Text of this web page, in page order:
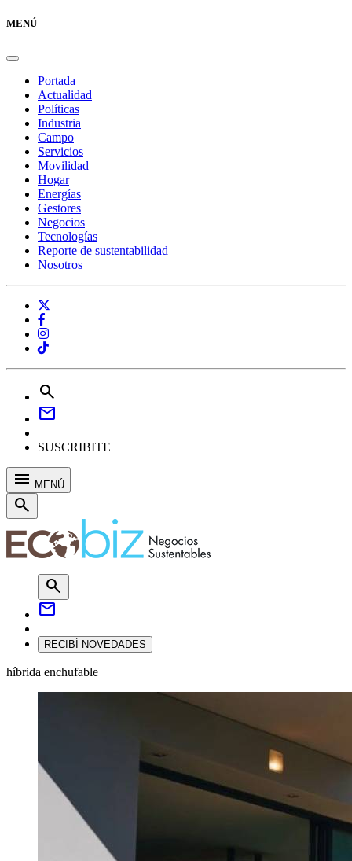
MENÚ
Portada
Actualidad
Políticas
Industria
Campo
Servicios
Movilidad
Hogar
Energías
Gestores
Negocios
Tecnologías
Reporte de sustentabilidad
Nosotros
search
mail
SUSCRIBITE
menu MENÚ
search
search
mail
RECIBÍ NOVEDADES
híbrida enchufable